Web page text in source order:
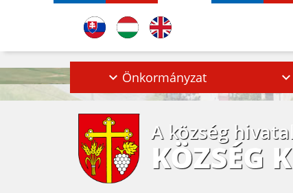
Önkormányzat
A község
KÖZSÉG